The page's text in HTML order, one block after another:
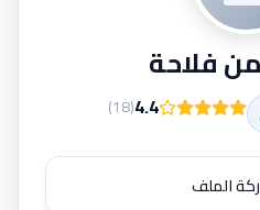
فلاحة
4.4
(
18
)
الملف